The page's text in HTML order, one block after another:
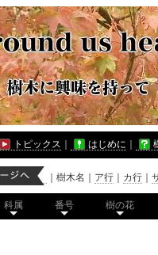
トピックス はじめに
樹木名 ア行 カ行
科属 番号 樹の花